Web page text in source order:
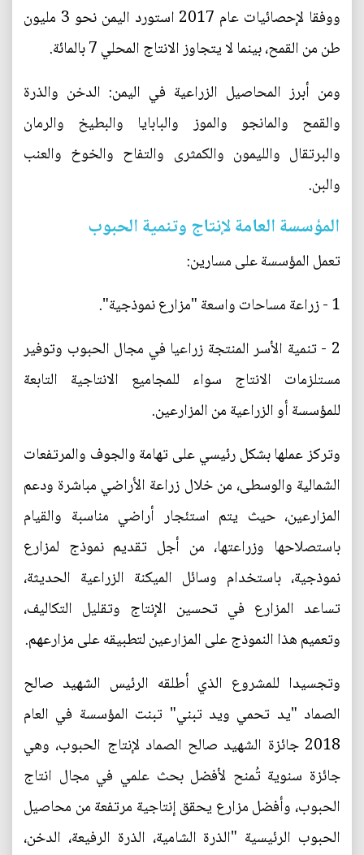
ووفقا لإحصائيات عام 2017 استورد اليمن نحو 3 مليون
طن من القمح، بينما لا يتجاوز الانتاج المحلي 7 بالمائة.
ومن أبرز المحاصيل الزراعية في اليمن: الدخن والذرة
والقمح والمانجو والموز والبابايا والبطيخ والرمان
والبرتقال والليمون والكمثرى والتفاح والخوخ والعنب
والبن.
المؤسسة العامة لإنتاج وتنمية الحبوب
تعمل المؤسسة على مسارين:
1 - زراعة مساحات واسعة "مزارع نموذجية".
2 - تنمية الأسر المنتجة زراعيا في مجال الحبوب وتوفير
مستلزمات الانتاج سواء للمجاميع الانتاجية التابعة
للمؤسسة أو الزراعية من المزارعين.
وتركز عملها بشكل رئيسي على تهامة والجوف والمرتفعات
الشمالية والوسطى، من خلال زراعة الأراضي مباشرة ودعم
المزارعين، حيث يتم استئجار أراضي مناسبة والقيام
باستصلاحها وزراعتها، من أجل تقديم نموذج لمزارع
نموذجية، باستخدام وسائل الميكنة الزراعية الحديثة،
تساعد المزارع في تحسين الإنتاج وتقليل التكاليف،
وتعميم هذا النموذج على المزارعين لتطبيقه على مزارعهم.
وتجسيدا للمشروع الذي أطلقه الرئيس الشهيد صالح
الصماد "يد تحمي ويد تبني" تبنت المؤسسة في العام
2018 جائزة الشهيد صالح الصماد لإنتاج الحبوب، وهي
جائزة سنوية تُمنح لأفضل بحث علمي في مجال انتاج
الحبوب، وأفضل مزارع يحقق إنتاجية مرتفعة من محاصيل
الحبوب الرئيسية "الذرة الشامية، الذرة الرفيعة، الدخن،